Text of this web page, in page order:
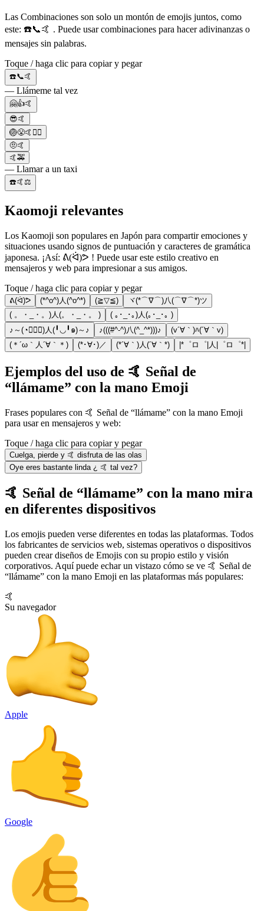
Las Combinaciones son solo un montón de emojis juntos, como
este: ☎️📞🤙 . Puede usar combinaciones para hacer adivinanzas o
mensajes sin palabras.
Toque / haga clic para copiar y pegar
☎️📞🤙
— Llámeme tal vez
🤗👍🤙
😎🤙
🏐😤🤙🤾‍♂️
🤨🤙
🤙🚕
— Llamar a un taxi
☎️🤙⚖️
Kaomoji relevantes
Los Kaomoji son populares en Japón para compartir emociones y
situaciones usando signos de puntuación y caracteres de gramática
japonesa. ¡Así: ᕕ(ᐛ)ᕗ ! Puede usar este estilo creativo en
mensajeros y web para impresionar a sus amigos.
Toque / haga clic para copiar y pegar
ᕕ(ᐛ)ᕗ (*^o^)人(^o^*) (≧▽≦)
ヾ(*⌒∇⌒)八(⌒∇⌒*)ツ
( 。・_・。)人(。・_・。 )
( ｡･_･｡)人(｡･_･｡ )
♪～(◔◡◔ิ)人(╹◡╹๑)～♪
♪(((#^-^)八(^_^*)))♪
(v´∀｀)ﾊ(´∀｀v)
(＊´ω｀人´∀｀＊)
(*･∀･)／ (*´∀｀)人(´∀｀*) |*゜ロ゜|人|゜ロ゜*|
Ejemplos del uso de 🤙 Señal de
“llámame” con la mano Emoji
Frases populares con 🤙 Señal de “llámame” con la mano Emoji
para usar en mensajeros y web:
Toque / haga clic para copiar y pegar
Cuelga, pierde y 🤙 disfruta de las olas
Oye eres bastante linda ¿ 🤙 tal vez?
🤙 Señal de “llámame” con la mano mira
en diferentes dispositivos
Los emojis pueden verse diferentes en todas las plataformas. Todos
los fabricantes de servicios web, sistemas operativos o dispositivos
pueden crear diseños de Emojis con su propio estilo y visión
corporativos. Aquí puede echar un vistazo cómo se ve 🤙 Señal de
“llámame” con la mano Emoji en las plataformas más populares:
🤙
Su navegador
Apple
Google